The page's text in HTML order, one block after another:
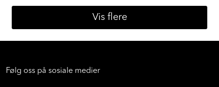
Vis flere
Følg oss på sosiale medier